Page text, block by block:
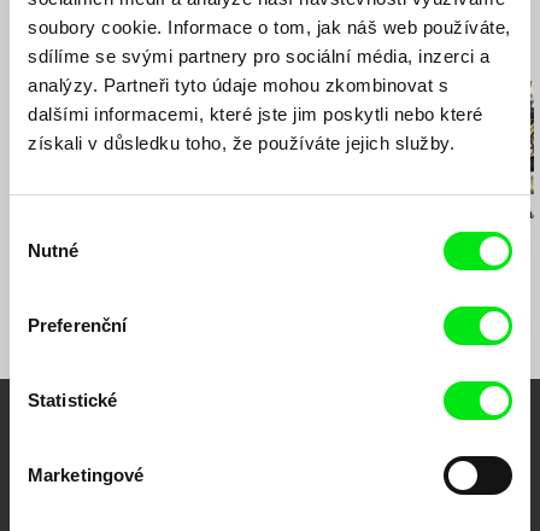
soubory cookie. Informace o tom, jak náš web používáte,
sdílíme se svými partnery pro sociální média, inzerci a
analýzy. Partneři tyto údaje mohou zkombinovat s
dalšími informacemi, které jste jim poskytli nebo které
získali v důsledku toho, že používáte jejich služby.
souhlasu
Nutné
Preferenční
Statistické
Marketingové
Související filmy (20)
Anders
Burma VJ
dokumentární kino